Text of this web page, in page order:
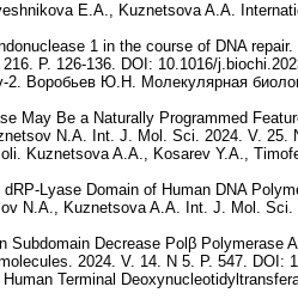
E.A., Kuznetsova A.A.
1 in the course of DNA
P. 126-136. DOI: 10.1016/
2. Воробьев Ю.Н. Молекулярная
May Be a Naturally Programmed
N.A. Int. J. Mol. Sci. 2024. V. 25.
Kuznetsova A.A., Kosarev Y.A.,
Lyase Domain of Human DNA
N.A., Kuznetsova A.A. Int. J. Mol. Sci.
Decrease Polβ Polymerase
2024. V. 14. N 5. P. 547. DOI:
Terminal